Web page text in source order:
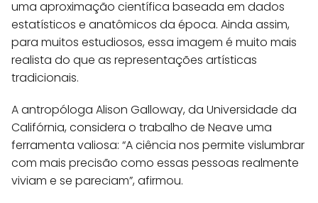
uma aproximação científica baseada em dados
estatísticos e anatômicos da época. Ainda assim,
para muitos estudiosos, essa imagem é muito mais
realista do que as representações artísticas
tradicionais.
A antropóloga Alison Galloway, da Universidade da
Califórnia, considera o trabalho de Neave uma
ferramenta valiosa: “A ciência nos permite vislumbrar
com mais precisão como essas pessoas realmente
viviam e se pareciam”, afirmou.